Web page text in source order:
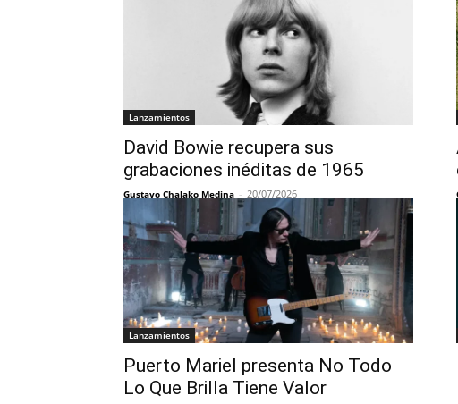
Lanzamientos
David Bowie recupera sus
grabaciones inéditas de 1965
Gustavo Chalako Medina - 20/07/2026
Lanzamientos
Puerto Mariel presenta No Todo
Lo Que Brilla Tiene Valor